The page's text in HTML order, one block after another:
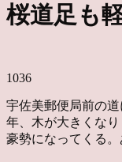
桜道足も
1036
宇佐美郵便局前の
年、木が大きくなり
豪勢になってくる